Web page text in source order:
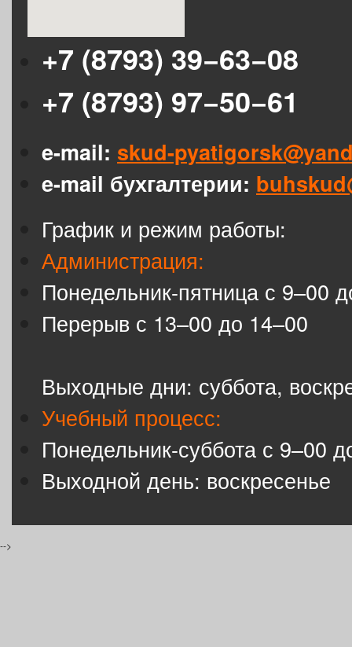
+7 (8793) 39−63−08
+7 (8793) 97−50−61
e-mail: skud-
e-mail бухгалтерии:
График и режим работы:
Администрация:
Понедельник-пятница с 9–00
Перерыв с 13–00 до 14–00
Выходные дни: суббота,
Учебный процесс:
Понедельник-суббота с 9–00
Выходной день: воскресенье
-->